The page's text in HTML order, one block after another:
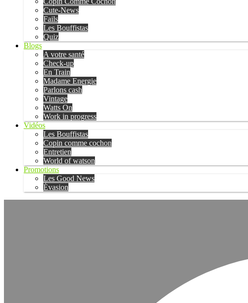
Cute-News
Fails
Les Bouffistas
Quiz
Blogs
A votre santé
Check-up
En Train
Madame Energie
Parlons cash
Vintage
Watts On
Work in progress
Vidéos
Les Bouffistas
Copin comme cochon
Entretien
World of watson
Promotions
Les Good News
Évasion